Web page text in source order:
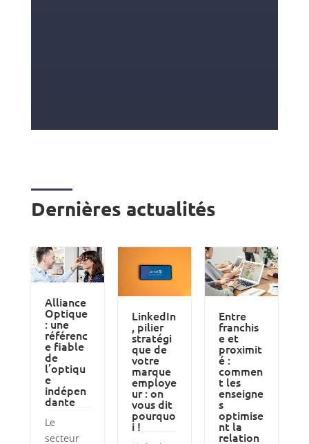
Dernières actualités
Alliance
Optique
: une
référenc
e fiable
de
l’optiqu
e
indépen
dante
Le
secteur
LinkedIn
, pilier
stratégi
que de
votre
marque
employe
ur : on
vous dit
pourquo
i !
Entre
franchis
e et
proximit
é :
commen
t les
enseigne
s
optimise
nt la
relation